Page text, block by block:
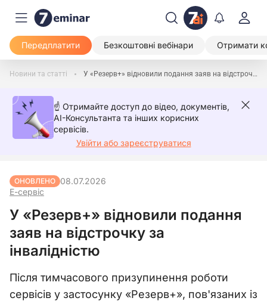
Передплатити Безкоштовні вебінари Отримати
Новини та статті У «Резерв+» відновили подання заяв на відстрочку за інвалідністю
☝️ Отримайте доступ до відео, документів,
AI-Консультанта та інших корисних
сервісів.
Увійти або зареєструватися
ОНОВЛЕНО
Е-сервіс
08.07.2026
У «Резерв+» відновили подання
заяв на відстрочку за
інвалідністю
Після тимчасового призупинення роботи
сервісів у застосунку «Резерв+», пов'язаних із